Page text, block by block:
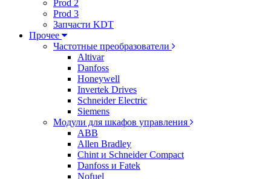
Prod 2
Prod 3
Запчасти KDT
Прочее
Частотные преобразователи
Altivar
Danfoss
Honeywell
Invertek Drives
Schneider Electric
Siemens
Модули для шкафов управления
ABB
Allen Bradley
Chint и Schneider Compact
Danfoss и Fatek
Nofuel